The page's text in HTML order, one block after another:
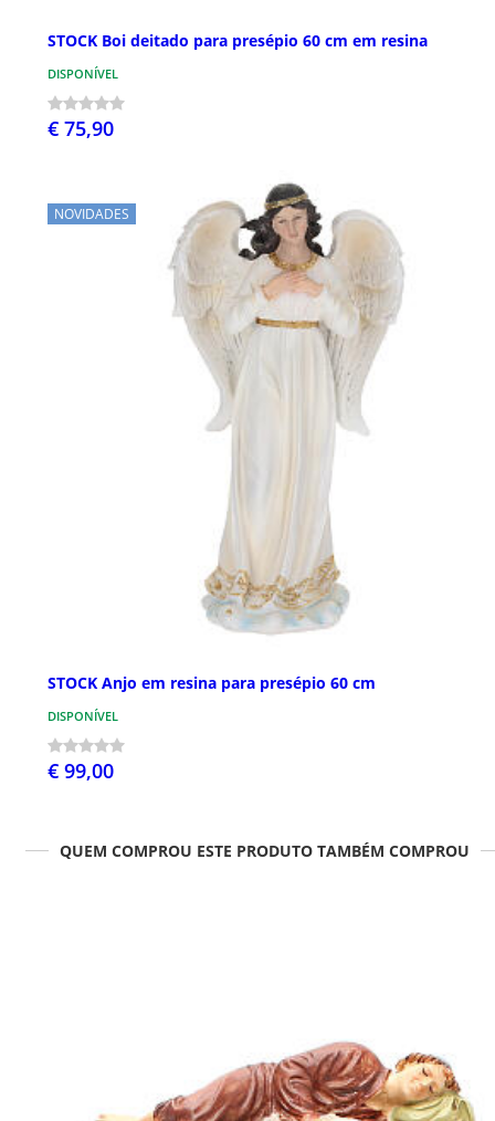
STOCK Boi deitado para presépio 60 cm em resina
DISPONÍVEL
€ 75,90
NOVIDADES
STOCK Anjo em resina para presépio 60 cm
DISPONÍVEL
€ 99,00
QUEM COMPROU ESTE PRODUTO TAMBÉM COMPROU